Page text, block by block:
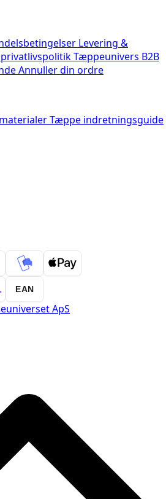
Levering &
Tæppeunivers B2B
Annuller din ordre
Tæppe indretningsguide
EAN
ApS